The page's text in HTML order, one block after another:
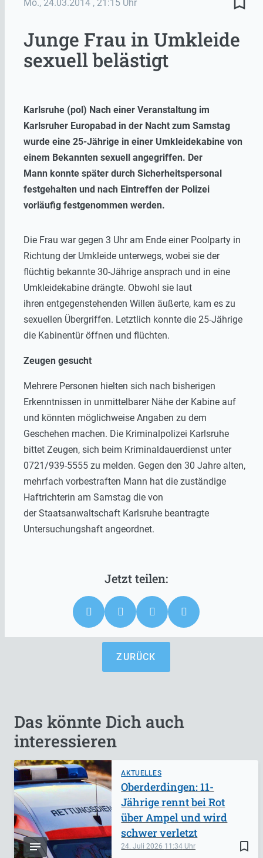
Mo., 24.03.2014 , 21:15 Uhr
Junge Frau in Umkleide
sexuell belästigt
Karlsruhe (pol) Nach einer Veranstaltung im
Karlsruher Europabad in der Nacht zum Samstag
wurde eine 25-Jährige in einer Umkleidekabine von
einem Bekannten sexuell angegriffen. Der
Mann konnte später durch Sicherheitspersonal
festgehalten und nach Eintreffen der Polizei
vorläufig festgenommen werden.
Die Frau war gegen 3 Uhr am Ende einer Poolparty in
Richtung der Umkleide unterwegs, wobei sie der
flüchtig bekannte 30-Jährige ansprach und in eine
Umkleidekabine drängte. Obwohl sie laut
ihren entgegenstehenden Willen äußerte, kam es zu
sexuellen Übergriffen. Letztlich konnte die 25-Jährige
die Kabinentür öffnen und flüchten.
Zeugen gesucht
Mehrere Personen hielten sich nach bisherigen
Erkenntnissen in unmittelbarer Nähe der Kabine auf
und könnten möglichweise Angaben zu dem
Geschehen machen. Die Kriminalpolizei Karlsruhe
bittet Zeugen, sich beim Kriminaldauerdienst unter
0721/939-5555 zu melden. Gegen den 30 Jahre alten,
mehrfach vorbestraften Mann hat die zuständige
Haftrichterin am Samstag die von
der Staatsanwaltschaft Karlsruhe beantragte
Untersuchungshaft angeordnet.
ZURÜCK
Das könnte Dich auch
interessieren
AKTUELLES
bookmark_border
24. Juli 2026 11:34
Oberderdingen: 11-
Jährige rennt bei Rot
über Ampel und wird
schwer verletzt